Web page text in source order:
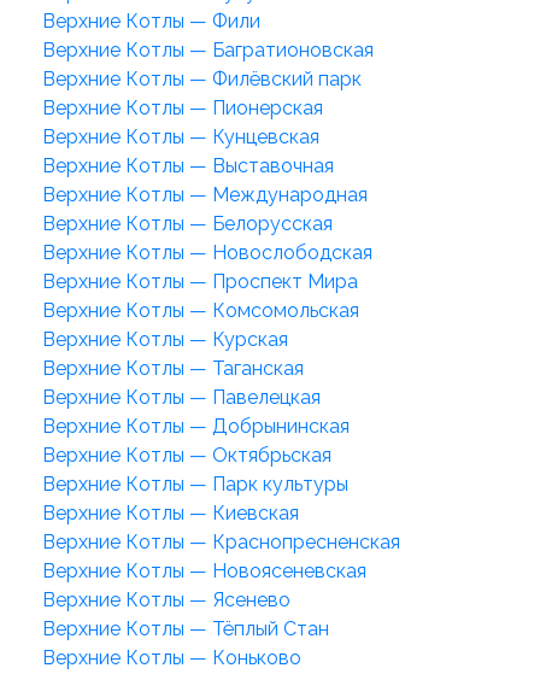
Верхние Котлы — Фили
Верхние Котлы — Багратионовская
Верхние Котлы — Филёвский парк
Верхние Котлы — Пионерская
Верхние Котлы — Кунцевская
Верхние Котлы — Выставочная
Верхние Котлы — Международная
Верхние Котлы — Белорусская
Верхние Котлы — Новослободская
Верхние Котлы — Проспект Мира
Верхние Котлы — Комсомольская
Верхние Котлы — Курская
Верхние Котлы — Таганская
Верхние Котлы — Павелецкая
Верхние Котлы — Добрынинская
Верхние Котлы — Октябрьская
Верхние Котлы — Парк культуры
Верхние Котлы — Киевская
Верхние Котлы — Краснопресненская
Верхние Котлы — Новоясеневская
Верхние Котлы — Ясенево
Верхние Котлы — Тёплый Стан
Верхние Котлы — Коньково